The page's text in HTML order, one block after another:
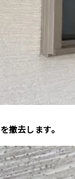
撤去します。